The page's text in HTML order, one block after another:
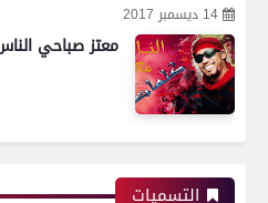
14 ديسمبر 2017
معتز صباحي الناس
التسميات